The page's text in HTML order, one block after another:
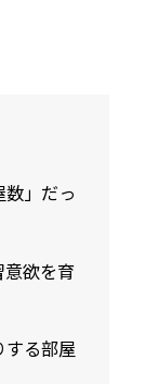
」だっ
欲を育
る部屋